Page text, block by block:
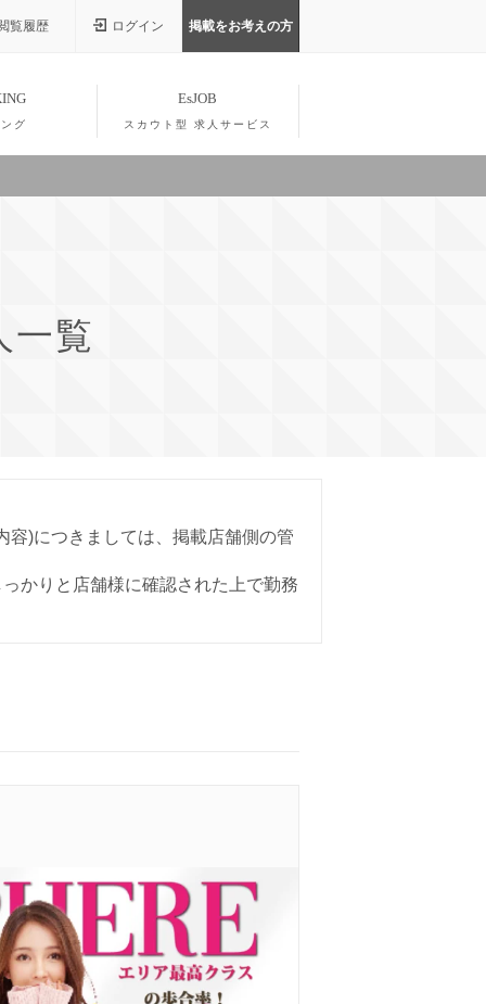
覧履歴 ログイン 掲載をお考えの方
グ
EsJOB
スカウト型 求人サービス
一覧
容)につきましては、掲載店舗側の管
かりと店舗様に確認された上で勤務